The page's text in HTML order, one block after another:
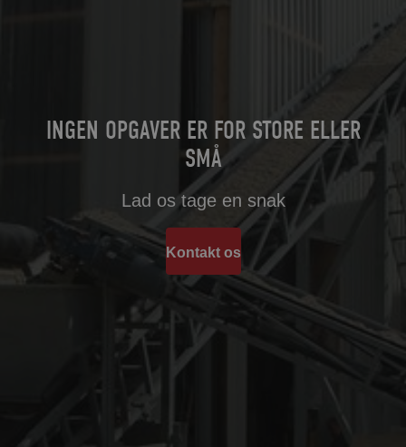
INGEN OPGAVER ER FOR STORE ELLER
SMÅ
Lad os tage en snak
Kontakt os